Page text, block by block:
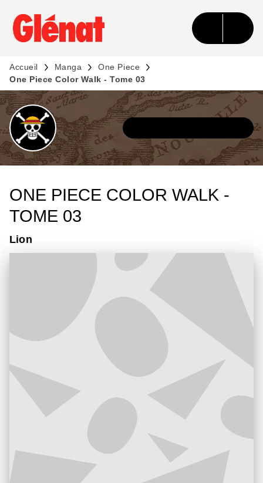
MENU RECHERCHE CONTENU
PIED DE PAGE
Accueil Manga
One Piece
One Piece Color Walk - Tome 03
ONE PIECE COLOR WALK -
TOME 03
Lion